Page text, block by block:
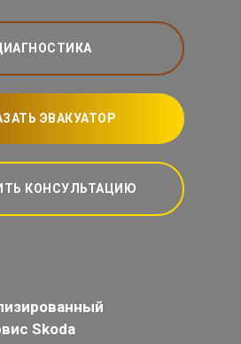
ЭВАКУАТОР
КОНСУЛЬТАЦИЮ
Skoda